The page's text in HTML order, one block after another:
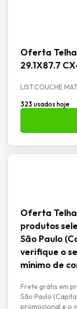
Oferta
29.1X87.7
LIST.COUCHE
323 usados hoje
Oferta
produtos
São Paulo
verifique o
mínimo de
Frete grátis em
São Paulo
promocional e o